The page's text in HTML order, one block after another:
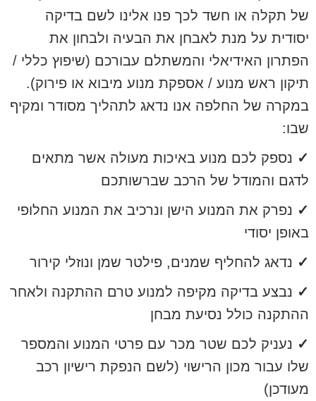
של תקלה או חשד לכך פנו אלינו לשם בדיקה
יסודית על מנת לאבחן את הבעיה ולבחון את
הפתרון האידיאלי והמשתלם עבורכם (שיפוץ כללי /
תיקון ראש מנוע / אספקת מנוע מיבוא או פירוק).
במקרה של החלפה אנו נדאג לתהליך מסודר ומקיף
שבו:
✓ נספק לכם מנוע באיכות מעולה אשר מתאים
לדגם והמודל של הרכב שברשותכם
✓ נפרק את המנוע הישן ונרכיב את המנוע החלופי
באופן יסודי
✓ נדאג להחליף שמנים, פילטר שמן ונוזלי קירור
✓ נבצע בדיקה מקיפה למנוע טרם ההתקנה ולאחר
ההתקנה כולל נסיעת מבחן
✓ נעניק לכם שטר מכר עם פרטי המנוע והמספר
שלו עבור מכון הרישוי (לשם הנפקת רישיון רכב
מעודכן)